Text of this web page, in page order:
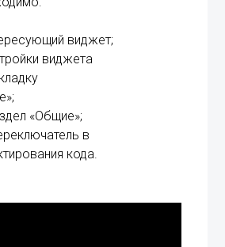
виджет;
виджета
«Общие»;
в
кода.